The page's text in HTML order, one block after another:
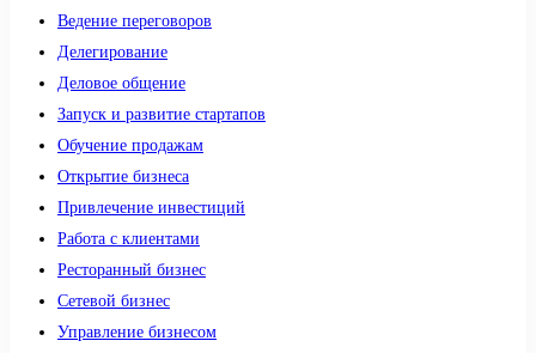
Ведение переговоров
Делегирование
Деловое общение
Запуск и развитие стартапов
Обучение продажам
Открытие бизнеса
Привлечение инвестиций
Работа с клиентами
Ресторанный бизнес
Сетевой бизнес
Управление бизнесом